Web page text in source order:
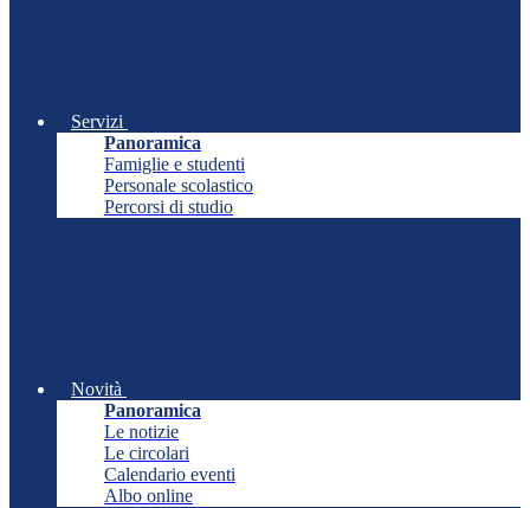
Servizi
Panoramica
Famiglie e studenti
Personale scolastico
Percorsi di studio
Novità
Panoramica
Le notizie
Le circolari
Calendario eventi
Albo online